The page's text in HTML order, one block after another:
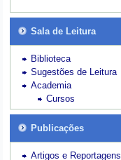
Sala de Leitura
Biblioteca
Sugestões de Leitura
Academia
Cursos
Publicações
Artigos e Reportagens